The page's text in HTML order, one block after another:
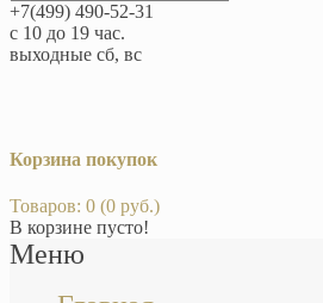
+7(499) 490-52-31
с 10 до 19 час.
выходные сб, вс
Корзина покупок
Товаров: 0 (0 руб.)
В корзине пусто!
Меню